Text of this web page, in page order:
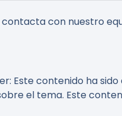
con nuestro
: Este contenido ha
el tema. Este